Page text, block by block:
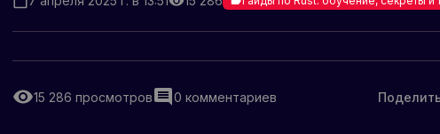
15 286 просмотров 0 комментариев